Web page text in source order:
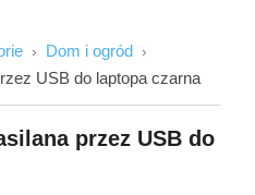
Dom i ogród
USB do laptopa czarna
przez USB do